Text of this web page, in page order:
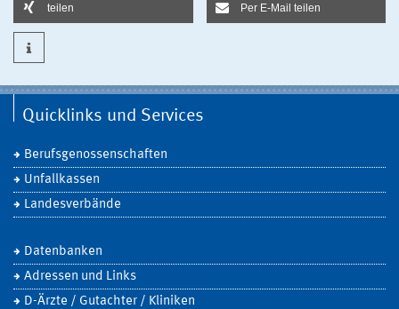
teilen Per E-Mail teilen
Quicklinks und Services
Berufsgenossenschaften
Unfallkassen
Landesverbände
Datenbanken
Adressen und Links
D-Ärzte / Gutachter / Kliniken